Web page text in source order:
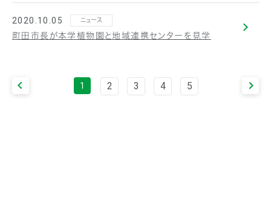
2020.10.05 ニュース
町田市長が本学植物園と地域連携センターを見学
1 2 3 4 5